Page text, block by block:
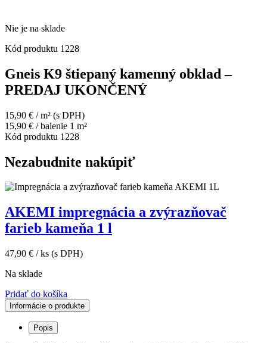
Nie je na sklade
Kód produktu 1228
Gneis K9 štiepaný kamenný obklad –
PREDAJ UKONČENÝ
15,90 € / m² (s DPH)
15,90 € / balenie 1 m²
Kód produktu 1228
Nezabudnite nakúpiť
AKEMI impregnácia a zvýrazňovač
farieb kameňa 1 l
47,90 € / ks (s DPH)
Na sklade
Pridať do košíka
Informácie o produkte
Popis